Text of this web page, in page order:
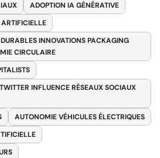
ADOPTION IA GÉNÉRATIVE
INNOVATIONS PACKAGING
CIRCULAIRE
INFLUENCE RÉSEAUX SOCIAUX
AUTONOMIE VÉHICULES ÉLECTRIQUES